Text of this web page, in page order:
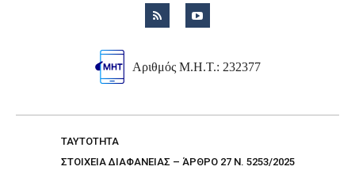
Αριθμός Μ.Η.Τ.: 232377
TAYTOTHTA
ΣΤΟΙΧΕΙΑ ΔΙΑΦΑΝΕΙΑΣ – ΆΡΘΡΟ 27 Ν. 5253/2025